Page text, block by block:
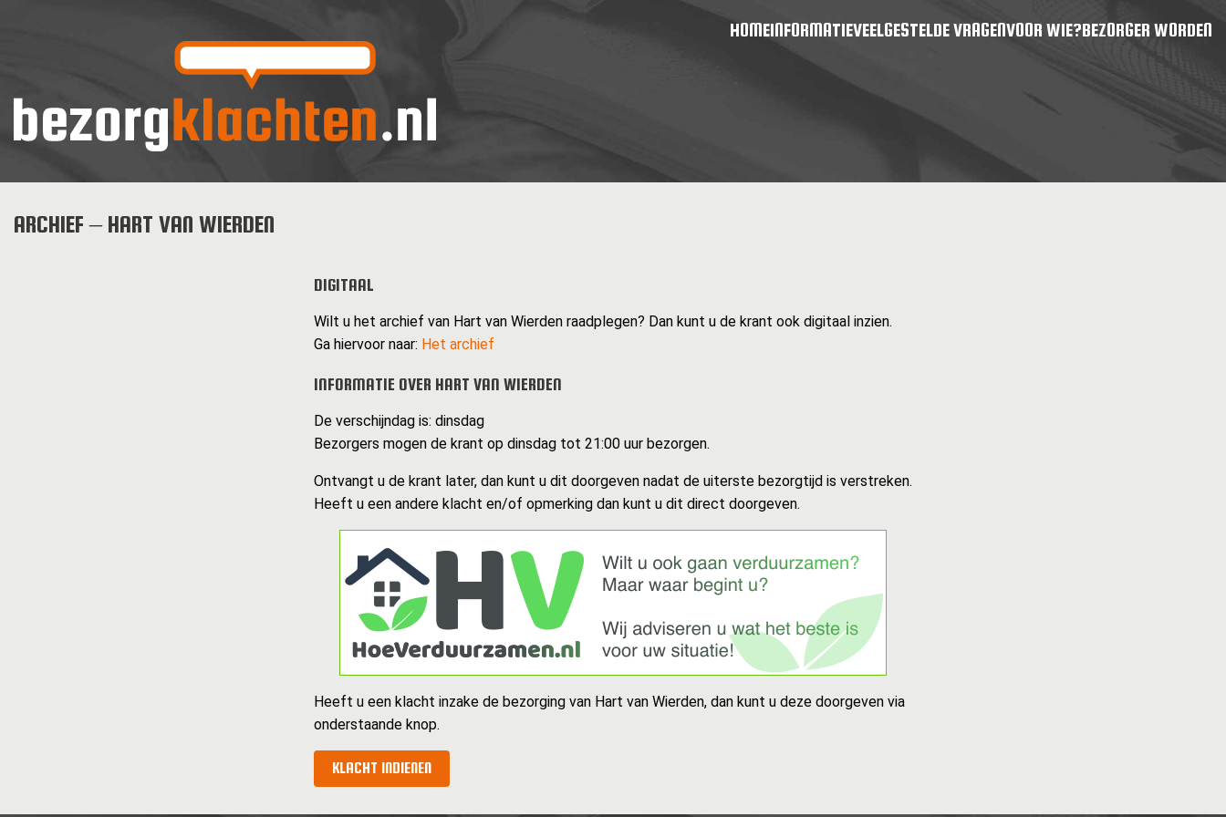
HOMEINFORMATIEVEELGESTELDE VRAGENVOOR WIE?BEZORGER WORDEN
ARCHIEF – HART VAN WIERDEN
DIGITAAL
Wilt u het archief van Hart van Wierden raadplegen? Dan kunt u de krant ook digitaal inzien.
Ga hiervoor naar: Het archief
INFORMATIE OVER HART VAN WIERDEN
De verschijndag is: dinsdag
Bezorgers mogen de krant op dinsdag tot 21:00 uur bezorgen.
Ontvangt u de krant later, dan kunt u dit doorgeven nadat de uiterste bezorgtijd is verstreken.
Heeft u een andere klacht en/of opmerking dan kunt u dit direct doorgeven.
Heeft u een klacht inzake de bezorging van Hart van Wierden, dan kunt u deze doorgeven via
onderstaande knop.
KLACHT INDIENEN